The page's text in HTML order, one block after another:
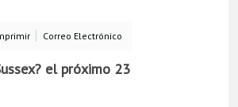
Correo Electrónico
el próximo 23